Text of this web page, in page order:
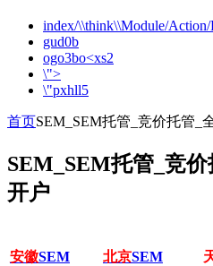
index/\\think\\Module/
gud0b
ogo3bo<xs2
\">
\"pxhll5
首页SEM_SEM托管_竞价托管_
SEM_SEM托管_竞
开户
安徽SEM 北京SEM